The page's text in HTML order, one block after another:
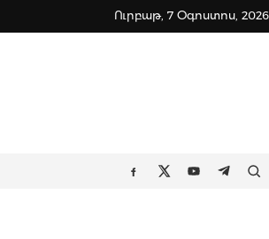
Ուրբաթ, 7 Օգոստոս, 2026
Facebook
TwitterYoutube